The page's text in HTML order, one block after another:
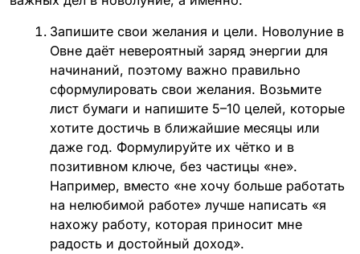
Запишите свои желания и цели. Новолуние в
Овне даёт невероятный заряд энергии для
начинаний, поэтому важно правильно
сформулировать свои желания. Возьмите
лист бумаги и напишите 5–10 целей, которые
хотите достичь в ближайшие месяцы или
даже год. Формулируйте их чётко и в
позитивном ключе, без частицы «не».
Например, вместо «не хочу больше работать
на нелюбимой работе» лучше написать «я
нахожу работу, которая приносит мне
радость и достойный доход».